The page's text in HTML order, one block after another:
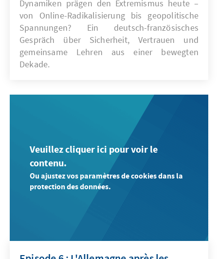
Dynamiken prägen den Extremismus heute –
von Online-Radikalisierung bis geopolitische
Spannungen? Ein deutsch-französisches
Gespräch über Sicherheit, Vertrauen und
gemeinsame Lehren aus einer bewegten
Dekade.
Veuillez cliquer ici pour voir le
contenu.
Ou ajustez vos paramètres de cookies dans la
protection des données.